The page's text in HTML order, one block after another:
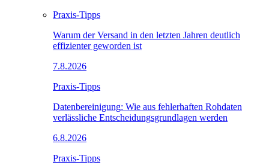
Praxis-Tipps
Warum der Versand in den letzten Jahren deutlich
effizienter geworden ist
7.8.2026
Praxis-Tipps
Datenbereinigung: Wie aus fehlerhaften Rohdaten
verlässliche Entscheidungsgrundlagen werden
6.8.2026
Praxis-Tipps